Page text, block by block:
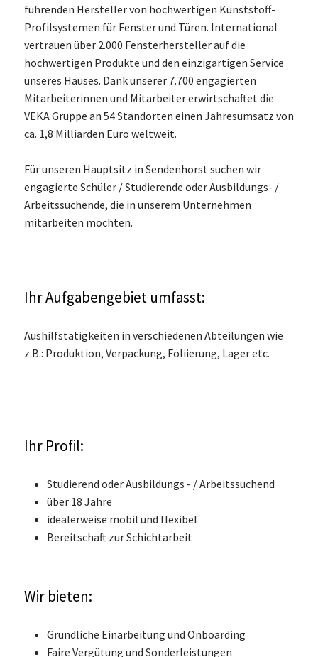
führenden Hersteller von hochwertigen Kunststoff-
Profilsystemen für Fenster und Türen. International
vertrauen über 2.000 Fensterhersteller auf die
hochwertigen Produkte und den einzigartigen Service
unseres Hauses. Dank unserer 7.700 engagierten
Mitarbeiterinnen und Mitarbeiter erwirtschaftet die
VEKA Gruppe an 54 Standorten einen Jahresumsatz von
ca. 1,8 Milliarden Euro weltweit.
Für unseren Hauptsitz in Sendenhorst suchen wir
engagierte Schüler / Studierende oder Ausbildungs- /
Arbeitssuchende, die in unserem Unternehmen
mitarbeiten möchten.
Ihr Aufgabengebiet umfasst:
Aushilfstätigkeiten in verschiedenen Abteilungen wie
z.B.: Produktion, Verpackung, Foliierung, Lager etc.
Ihr Profil:
Studierend oder Ausbildungs - / Arbeitssuchend
über 18 Jahre
idealerweise mobil und flexibel
Bereitschaft zur Schichtarbeit
Wir bieten:
Gründliche Einarbeitung und Onboarding
Faire Vergütung und Sonderleistungen